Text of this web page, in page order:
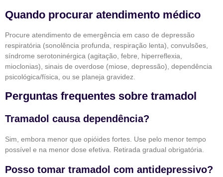
Quando procurar atendimento médico
Procure atendimento de emergência em caso de depressão
respiratória (sonolência profunda, respiração lenta), convulsões,
síndrome serotoninérgica (agitação, febre, hiperreflexia,
mioclonias), sinais de overdose (miose, depressão), dependência
psicológica/física, ou se planeja gravidez.
Perguntas frequentes sobre tramadol
Tramadol causa dependência?
Sim, embora menor que opióides fortes. Use pelo menor tempo
possível e na menor dose efetiva. Retirada gradual obrigatória.
Posso tomar tramadol com antidepressivo?